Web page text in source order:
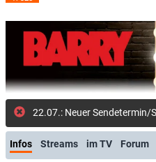
Infos Streams im TV Forum